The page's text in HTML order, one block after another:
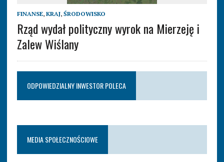
FINANSE, KRAJ, ŚRODOWISKO
Rząd wydał polityczny wyrok na Mierzeję i
Zalew Wiślany
ODPOWIEDZIALNY INWESTOR POLECA
MEDIA SPOŁECZNOŚCIOWE